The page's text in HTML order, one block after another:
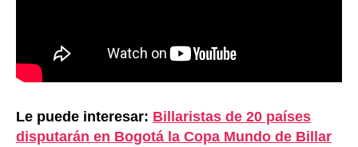
Le puede interesar: Billaristas de 20 países
disputarán en Bogotá la Copa Mundo de Billar